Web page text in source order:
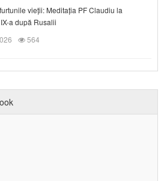
vieții: Meditația PF Claudiu la
a după Rusalii
564